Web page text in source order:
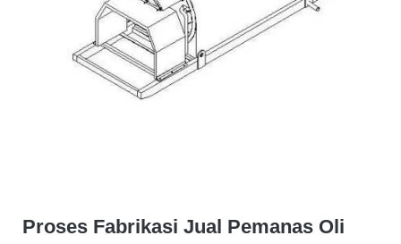
Proses Fabrikasi Jual Pemanas Oli